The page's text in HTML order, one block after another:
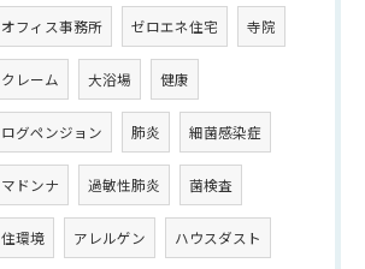
オフィス事務所 ゼロエネ住宅 寺院
クレーム 大浴場 健康
ログペンジョン 肺炎 細菌感染症
マドンナ 過敏性肺炎 菌検査
住環境 アレルゲン ハウスダスト